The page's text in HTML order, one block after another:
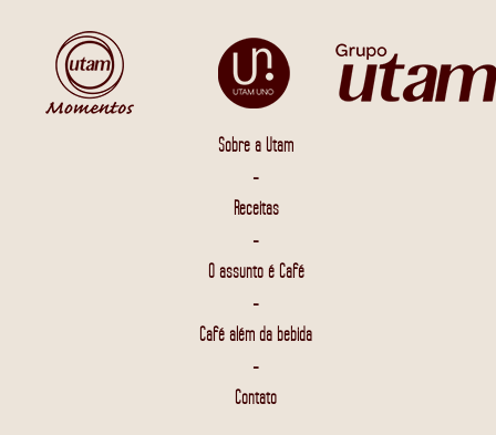
Sobre a Utam
-
Receitas
-
O assunto é Café
-
Café além da bebida
-
Contato